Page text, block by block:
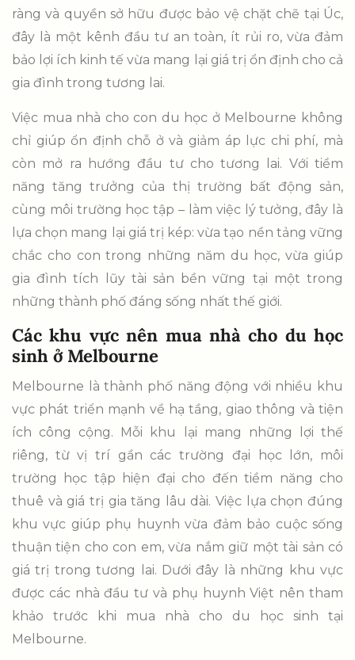
ràng và quyền sở hữu được bảo vệ chặt chẽ tại Úc,
đây là một kênh đầu tư an toàn, ít rủi ro, vừa đảm
bảo lợi ích kinh tế vừa mang lại giá trị ổn định cho cả
gia đình trong tương lai.
Việc mua nhà cho con du học ở Melbourne không
chỉ giúp ổn định chỗ ở và giảm áp lực chi phí, mà
còn mở ra hướng đầu tư cho tương lai. Với tiềm
năng tăng trưởng của thị trường bất động sản,
cùng môi trường học tập – làm việc lý tưởng, đây là
lựa chọn mang lại giá trị kép: vừa tạo nền tảng vững
chắc cho con trong những năm du học, vừa giúp
gia đình tích lũy tài sản bền vững tại một trong
những thành phố đáng sống nhất thế giới.
Các khu vực nên mua nhà cho du học
sinh ở Melbourne
Melbourne là thành phố năng động với nhiều khu
vực phát triển mạnh về hạ tầng, giao thông và tiện
ích công cộng. Mỗi khu lại mang những lợi thế
riêng, từ vị trí gần các trường đại học lớn, môi
trường học tập hiện đại cho đến tiềm năng cho
thuê và giá trị gia tăng lâu dài. Việc lựa chọn đúng
khu vực giúp phụ huynh vừa đảm bảo cuộc sống
thuận tiện cho con em, vừa nắm giữ một tài sản có
giá trị trong tương lai. Dưới đây là những khu vực
được các nhà đầu tư và phụ huynh Việt nên tham
khảo trước khi mua nhà cho du học sinh tại
Melbourne.